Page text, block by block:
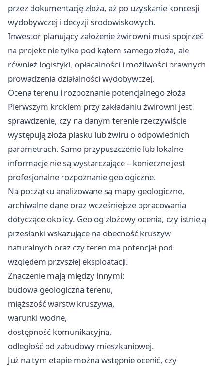
przez dokumentację złoża, aż po uzyskanie koncesji
wydobywczej i decyzji środowiskowych.
Inwestor planujący założenie żwirowni musi spojrzeć
na projekt nie tylko pod kątem samego złoża, ale
również logistyki, opłacalności i możliwości prawnych
prowadzenia działalności wydobywczej.
Ocena terenu i rozpoznanie potencjalnego złoża
Pierwszym krokiem przy zakładaniu żwirowni jest
sprawdzenie, czy na danym terenie rzeczywiście
występują złoża piasku lub żwiru o odpowiednich
parametrach. Samo przypuszczenie lub lokalne
informacje nie są wystarczające – konieczne jest
profesjonalne rozpoznanie geologiczne.
Na początku analizowane są mapy geologiczne,
archiwalne dane oraz wcześniejsze opracowania
dotyczące okolicy. Geolog złożowy ocenia, czy istnieją
przesłanki wskazujące na obecność kruszyw
naturalnych oraz czy teren ma potencjał pod
względem przyszłej eksploatacji.
Znaczenie mają między innymi:
budowa geologiczna terenu,
miąższość warstw kruszywa,
warunki wodne,
dostępność komunikacyjna,
odległość od zabudowy mieszkaniowej.
Już na tym etapie można wstępnie ocenić, czy